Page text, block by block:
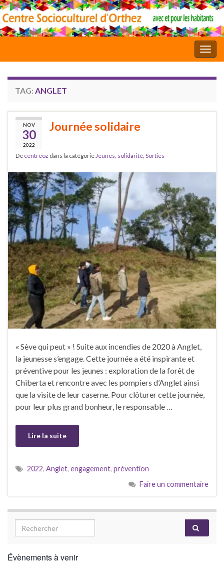
TAG: ANGLET
NOV
30
2022
Journée solidaire
De centreoz dans la catégorieJeunes, solidarité, Sorties
« Sève qui peut » ! Suite aux incendies de 2020 à Anglet,
la jeunesse s’engage. Cette journée a été inspirante et
préventive pour les jeunes : exploration de la forêt de
Chiberta et rencontre avec les pompiers d’Anglet ainsi
que la visite de leur caserne. Pour clôturer cette journée,
pour leur plus grand bonheur, le responsable …
Lire la suite
2022, Anglet, engagement, prévention
Faire un commentaire
Évènements à venir